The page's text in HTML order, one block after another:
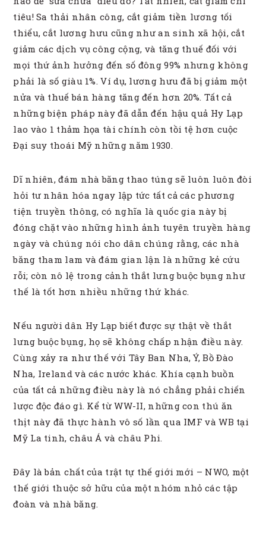
tiêu! Sa thải nhân công, cắt giảm tiền lương tối
thiểu, cắt lương hưu cũng như an sinh xã hội, cắt
giảm các dịch vụ công cộng, và tăng thuế đối với
mọi thứ ảnh hưởng đến số đông 99% nhưng không
phải là số giàu 1%. Ví dụ, lương hưu đã bị giảm một
nửa và thuế bán hàng tăng đến hơn 20%. Tất cả
những biện pháp này đã dẫn đến hậu quả Hy Lạp
lao vào 1 thảm họa tài chính còn tồi tệ hơn cuộc
Đại suy thoái Mỹ những năm 1930.
Dĩ nhiên, đám nhà băng thao túng sẽ luôn luôn đòi
hỏi tư nhân hóa ngay lập tức tất cả các phương
tiện truyền thông, có nghĩa là quốc gia này bị
đóng chặt vào những hình ảnh tuyên truyền hàng
ngày và chúng nói cho dân chúng rằng, các nhà
băng tham lam và đám gian lận là những kẻ cứu
rỗi; còn nô lệ trong cảnh thắt lưng buộc bụng như
thế là tốt hơn nhiều những thứ khác.
Nếu người dân Hy Lạp biết được sự thật về thắt
lưng buộc bụng, họ sẽ không chấp nhận điều này.
Cùng xảy ra như thế với Tây Ban Nha, Ý, Bồ Đào
Nha, Ireland và các nước khác. Khía cạnh buồn
của tất cả những điều này là nó chẳng phải chiến
lược độc đáo gì. Kể từ WW-II, những con thú ăn
thịt này đã thực hành vô số lần qua IMF và WB tại
Mỹ La tinh, châu Á và châu Phi.
Đây là bản chất của trật tự thế giới mới – NWO, một
thế giới thuộc sở hữu của một nhóm nhỏ các tập
đoàn và nhà băng.